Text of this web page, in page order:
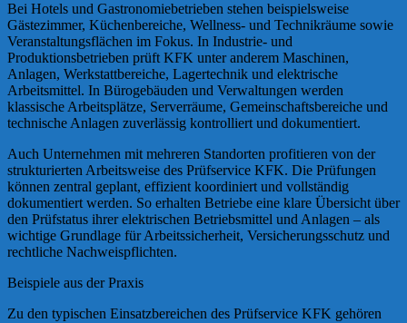
Bei Hotels und Gastronomiebetrieben stehen beispielsweise
Gästezimmer, Küchenbereiche, Wellness- und Technikräume sowie
Veranstaltungsflächen im Fokus. In Industrie- und
Produktionsbetrieben prüft KFK unter anderem Maschinen,
Anlagen, Werkstattbereiche, Lagertechnik und elektrische
Arbeitsmittel. In Bürogebäuden und Verwaltungen werden
klassische Arbeitsplätze, Serverräume, Gemeinschaftsbereiche und
technische Anlagen zuverlässig kontrolliert und dokumentiert.
Auch Unternehmen mit mehreren Standorten profitieren von der
strukturierten Arbeitsweise des Prüfservice KFK. Die Prüfungen
können zentral geplant, effizient koordiniert und vollständig
dokumentiert werden. So erhalten Betriebe eine klare Übersicht über
den Prüfstatus ihrer elektrischen Betriebsmittel und Anlagen – als
wichtige Grundlage für Arbeitssicherheit, Versicherungsschutz und
rechtliche Nachweispflichten.
Beispiele aus der Praxis
Zu den typischen Einsatzbereichen des Prüfservice KFK gehören